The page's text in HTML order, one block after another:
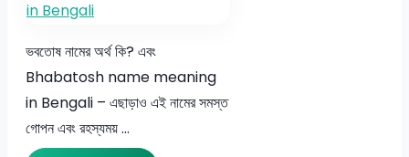
ভবতোষ নামের অর্থ কি? এবং
Bhabatosh name meaning
in Bengali – এছাড়াও এই নামের সমস্ত
গোপন এবং রহস্যময় …